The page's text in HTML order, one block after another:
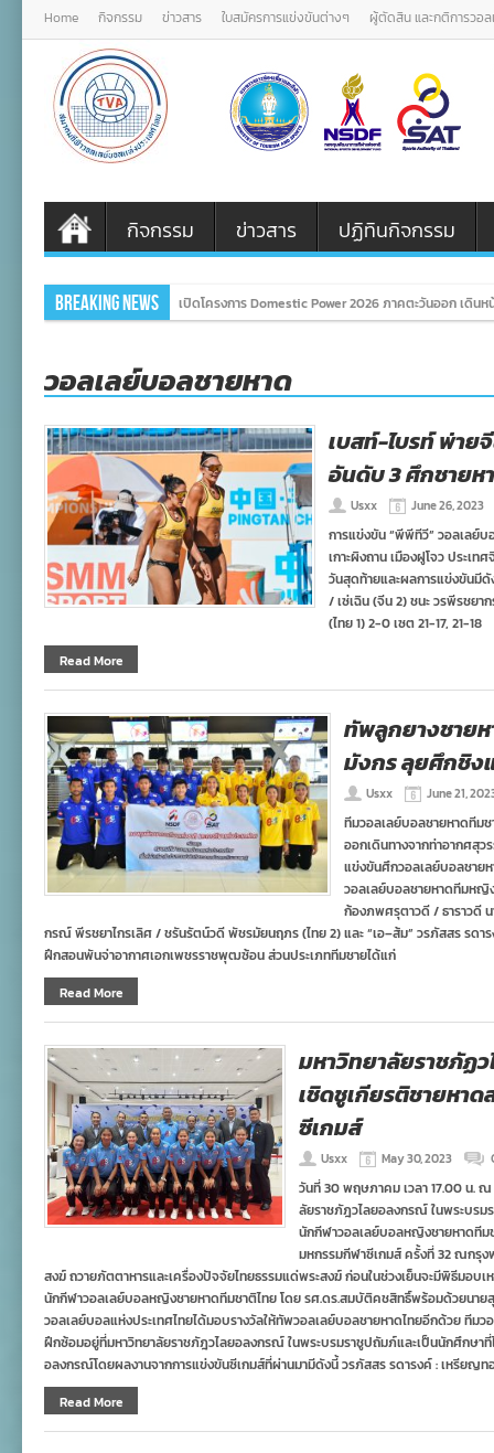
Home กิจกรรม ข่าวสาร ใบสมัครการแข่งขันต่างๆ ผู้ตัดสิน และกติการวอ
กิจกรรม ข่าวสาร ปฏิทินกิจกรรม
Breaking News เปิดโครงการ Domestic Power 2026 ภาคตะวันออก เดิน
วอลเลย์บอลชายหาด
เบสท์-ไบรท์ พ่าย
อันดับ 3 ศึกชายห
Usxx June 26, 2023
การแข่งขัน “พีพีทีวี” วอลเลย์
เกาะผิงถาน เมืองฝูโจว ประเ
วันสุดท้ายและผลการแข่งขันมี
/ เซ่เฉิน (จีน 2) ชนะ วรพีรชย
(ไทย 1) 2-0 เซต 21-17, 21-18
Read More
ทัพลูกยางชาย
มังกร ลุยศึกชิง
Usxx June 21,
ทีมวอลเลย์บอลชายหาดทีม
ออกเดินทางจากท่าอากศสุว
แข่งขันศึกวอลเลย์บอลชาย
วอลเลย์บอลชายหาดทีมหญิ
ก้องภพศรุตาวดี / ธาราวดี
กรณ์ พีรชยาไกรเลิศ / ชรันรัตน์วดี พัชรมัยนฤภร (ไทย 2) และ “เอ–ส้ม” วรภัสสร รดา
ฝึกสอนพันจ่าอากาศเอกเพชรราชพุฒซ้อน ส่วนประเภททีมชายได้แก่
Read More
มหาวิทยาลัยราชภัฏ
เชิดชูเกียรติชายหา
ซีเกมส์
Usxx May 30, 2023
วันที่ 30 พฤษภาคม เวลา 17.00 น.
ลัยราชภัฎวไลยอลงกรณ์ ในพระบร
นักกีฬาวอลเลย์บอลหญิงชายหาดทีม
มหกรรมกีฬาซีเกมส์ ครั้งที่ 32 ณกรุ
สงฆ์ ถวายภัตตาหารและเครื่องปัจจัยไทยธรรมแด่พระสงฆ์ ก่อนในช่วงเย็นจะมีพิธีมอ
นักกีฬาวอลเลย์บอลหญิงชายหาดทีมชาติไทย โดย รศ.ดร.สมบัติคชสิทธิ์พร้อมด้วยนาย
วอลเลย์บอลแห่งประเทศไทยได้มอบรางวัลให้ทัพวอลเลย์บอลชายหาดไทยอีกด้วย ที
ฝึกซ้อมอยู่ที่มหาวิทยาลัยราชภัฎวไลยอลงกรณ์ ในพระบรมราชูปถัมภ์และเป็นนักศึกษาที่
อลงกรณ์โดยผลงานจากการแข่งขันซีเกมส์ที่ผ่านมามีดังนี้ วรภัสสร รดารงค์ : เหรียญท
Read More